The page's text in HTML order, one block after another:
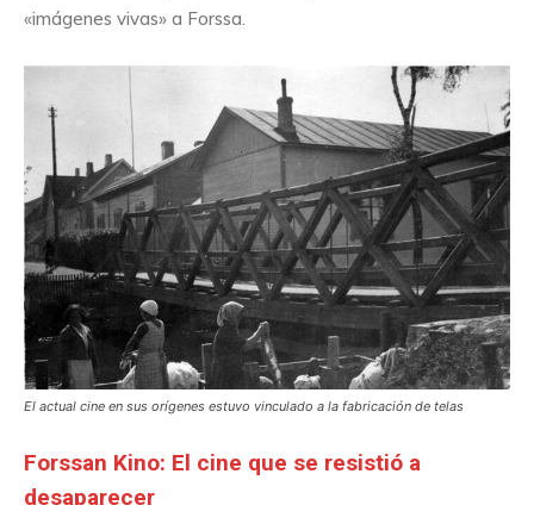
«imágenes vivas» a Forssa.
El actual cine en sus orígenes estuvo vinculado a la fabricación de telas
Forssan Kino: El cine que se resistió a
desaparecer